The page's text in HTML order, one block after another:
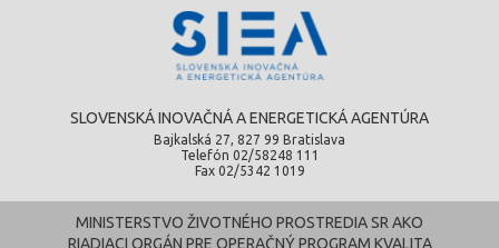
SLOVENSKÁ INOVAČNÁ A ENERGETICKÁ AGENTÚRA
Bajkalská 27, 827 99 Bratislava
Telefón 02/58248 111
Fax 02/5342 1019
MINISTERSTVO ŽIVOTNÉHO PROSTREDIA SR AKO
RIADIACI ORGÁN PRE OPERAČNÝ PROGRAM KVALITA